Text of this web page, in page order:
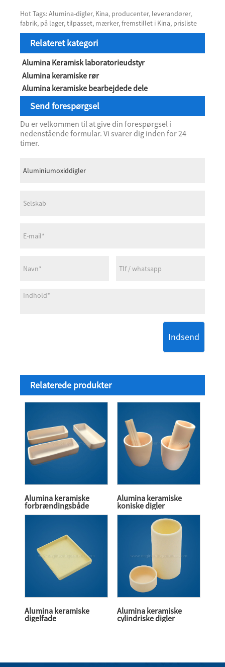
Hot Tags: Alumina-digler, Kina, producenter, leverandører,
fabrik, på lager, tilpasset, mærker, fremstillet i Kina, prisliste
Relateret kategori
Alumina Keramisk laboratorieudstyr
Alumina keramiske rør
Alumina keramiske bearbejdede dele
Send forespørgsel
Du er velkommen til at give din forespørgsel i
nedenstående formular. Vi svarer dig inden for 24
timer.
Indsend
Relaterede produkter
Alumina keramiske
forbrændingsbåde
Alumina keramiske
koniske digler
Alumina keramiske
digelfade
Alumina keramiske
cylindriske digler